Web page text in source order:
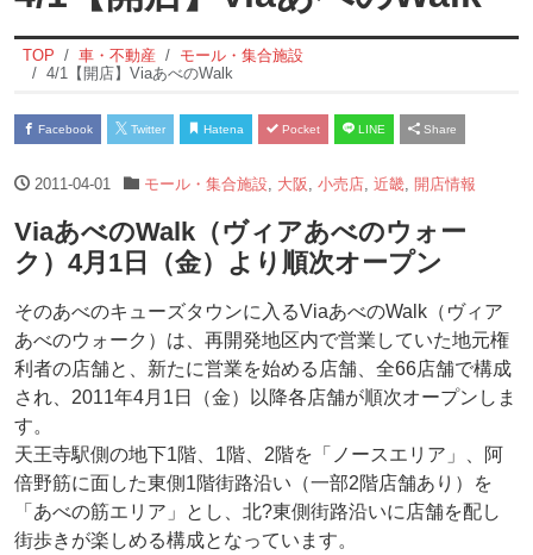
TOP 車・不動産
モール・集合施設
4/1【開店】ViaあべのWalk
Facebook Twitter Hatena Pocket LINE Share
2011-04-01 モール・集合施設, 大阪 小売店, 近畿, 開店情報
ViaあべのWalk（ヴィアあべのウォー
ク）4月1日（金）より順次オープン
そのあべのキューズタウンに入るViaあべのWalk（ヴィア
あべのウォーク）は、再開発地区内で営業していた地元権
利者の店舗と、新たに営業を始める店舗、全66店舗で構成
され、2011年4月1日（金）以降各店舗が順次オープンしま
す。
天王寺駅側の地下1階、1階、2階を「ノースエリア」、阿
倍野筋に面した東側1階街路沿い（一部2階店舗あり）を
「あべの筋エリア」とし、北?東側街路沿いに店舗を配し
街歩きが楽しめる構成となっています。